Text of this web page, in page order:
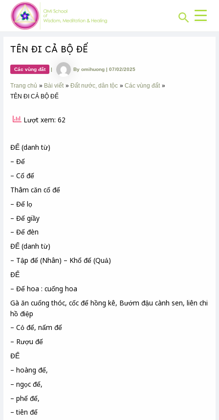
content
Search
TÊN ĐI CẢ BỘ ĐẾ
Các vùng đất | Byomihuong|07/02/2025
Trang chủ Bài viết Đất nước, dân tộc
Các vùng đất
TÊN ĐI CẢ BỘ ĐẾ
Lượt xem: 62
ĐẾ (danh từ)
– Đế
– Cố đế
Thâm căn cố đế
– Đế lọ
– Đế giầy
– Đế đèn
ĐẾ (danh từ)
– Tập đế (Nhân) – Khổ đế (Quả)
ĐẾ
– Đế hoa : cuống hoa
Gà ăn cuống thóc, cốc đế hồng kê, Bướm đậu cành sen, liên chi
hồ điệp
– Cỏ đế, nấm đế
– Rượu đế
ĐẾ
– hoàng đế,
– ngọc đế,
– phế đế,
– tiên đế
Post
navigation
CHUYÊN
MỤC: